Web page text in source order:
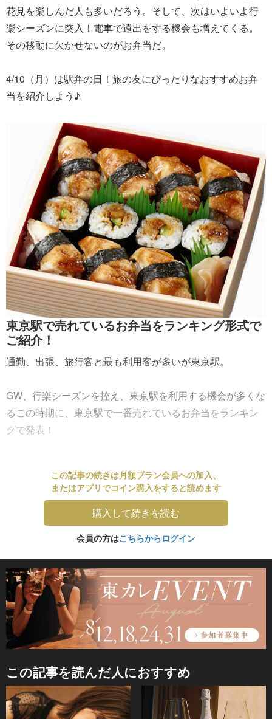
花見を楽しんだ人も多いだろう。そして、次はいよいよ行
楽シーズンに突入！電車で遠出をする機会も増えてくる。
その移動に欠かせないのがお弁当だ。
4/10（月）は駅弁の日！旅の友にぴったりなおすすめお弁
当を紹介しよう♪
東京駅で売れているお弁当をランキング形式で
ご紹介！
通勤、出張、旅行客と最も利用客が多いが東京駅。
GW、行楽シーズンを控え、東京駅を利用する機会が多くな
るこの時期に、東京駅で一番売れているお弁当をランキン
グで発表！
この記事の続きは月額プラン会員への加入、
またはアプリでコイン購入をすると読めます
購入して続きを読む
会員の方はこちらからログイン
この記事を読んだ人におすすめ